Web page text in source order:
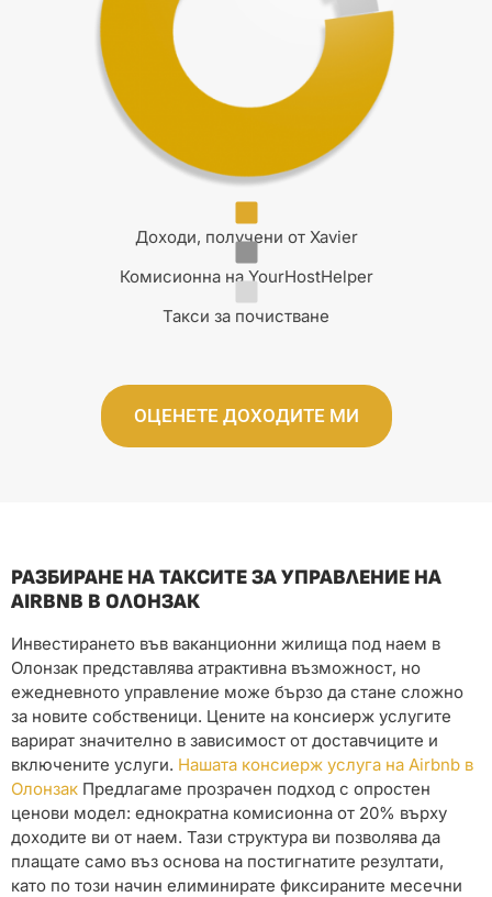
Доходи, получени от Xavier
Комисионна на YourHostHelper
Такси за почистване
ОЦЕНЕТЕ ДОХОДИТЕ МИ
РАЗБИРАНЕ НА ТАКСИТЕ ЗА УПРАВЛЕНИЕ НА
AIRBNB В ОЛОНЗАК
Инвестирането във ваканционни жилища под наем в
Олонзак представлява атрактивна възможност, но
ежедневното управление може бързо да стане сложно
за новите собственици. Цените на консиерж услугите
варират значително в зависимост от доставчиците и
включените услуги. Нашата консиерж услуга на Airbnb в
Олонзак Предлагаме прозрачен подход с опростен
ценови модел: еднократна комисионна от 20% върху
доходите ви от наем. Тази структура ви позволява да
плащате само въз основа на постигнатите резултати,
като по този начин елиминирате фиксираните месечни